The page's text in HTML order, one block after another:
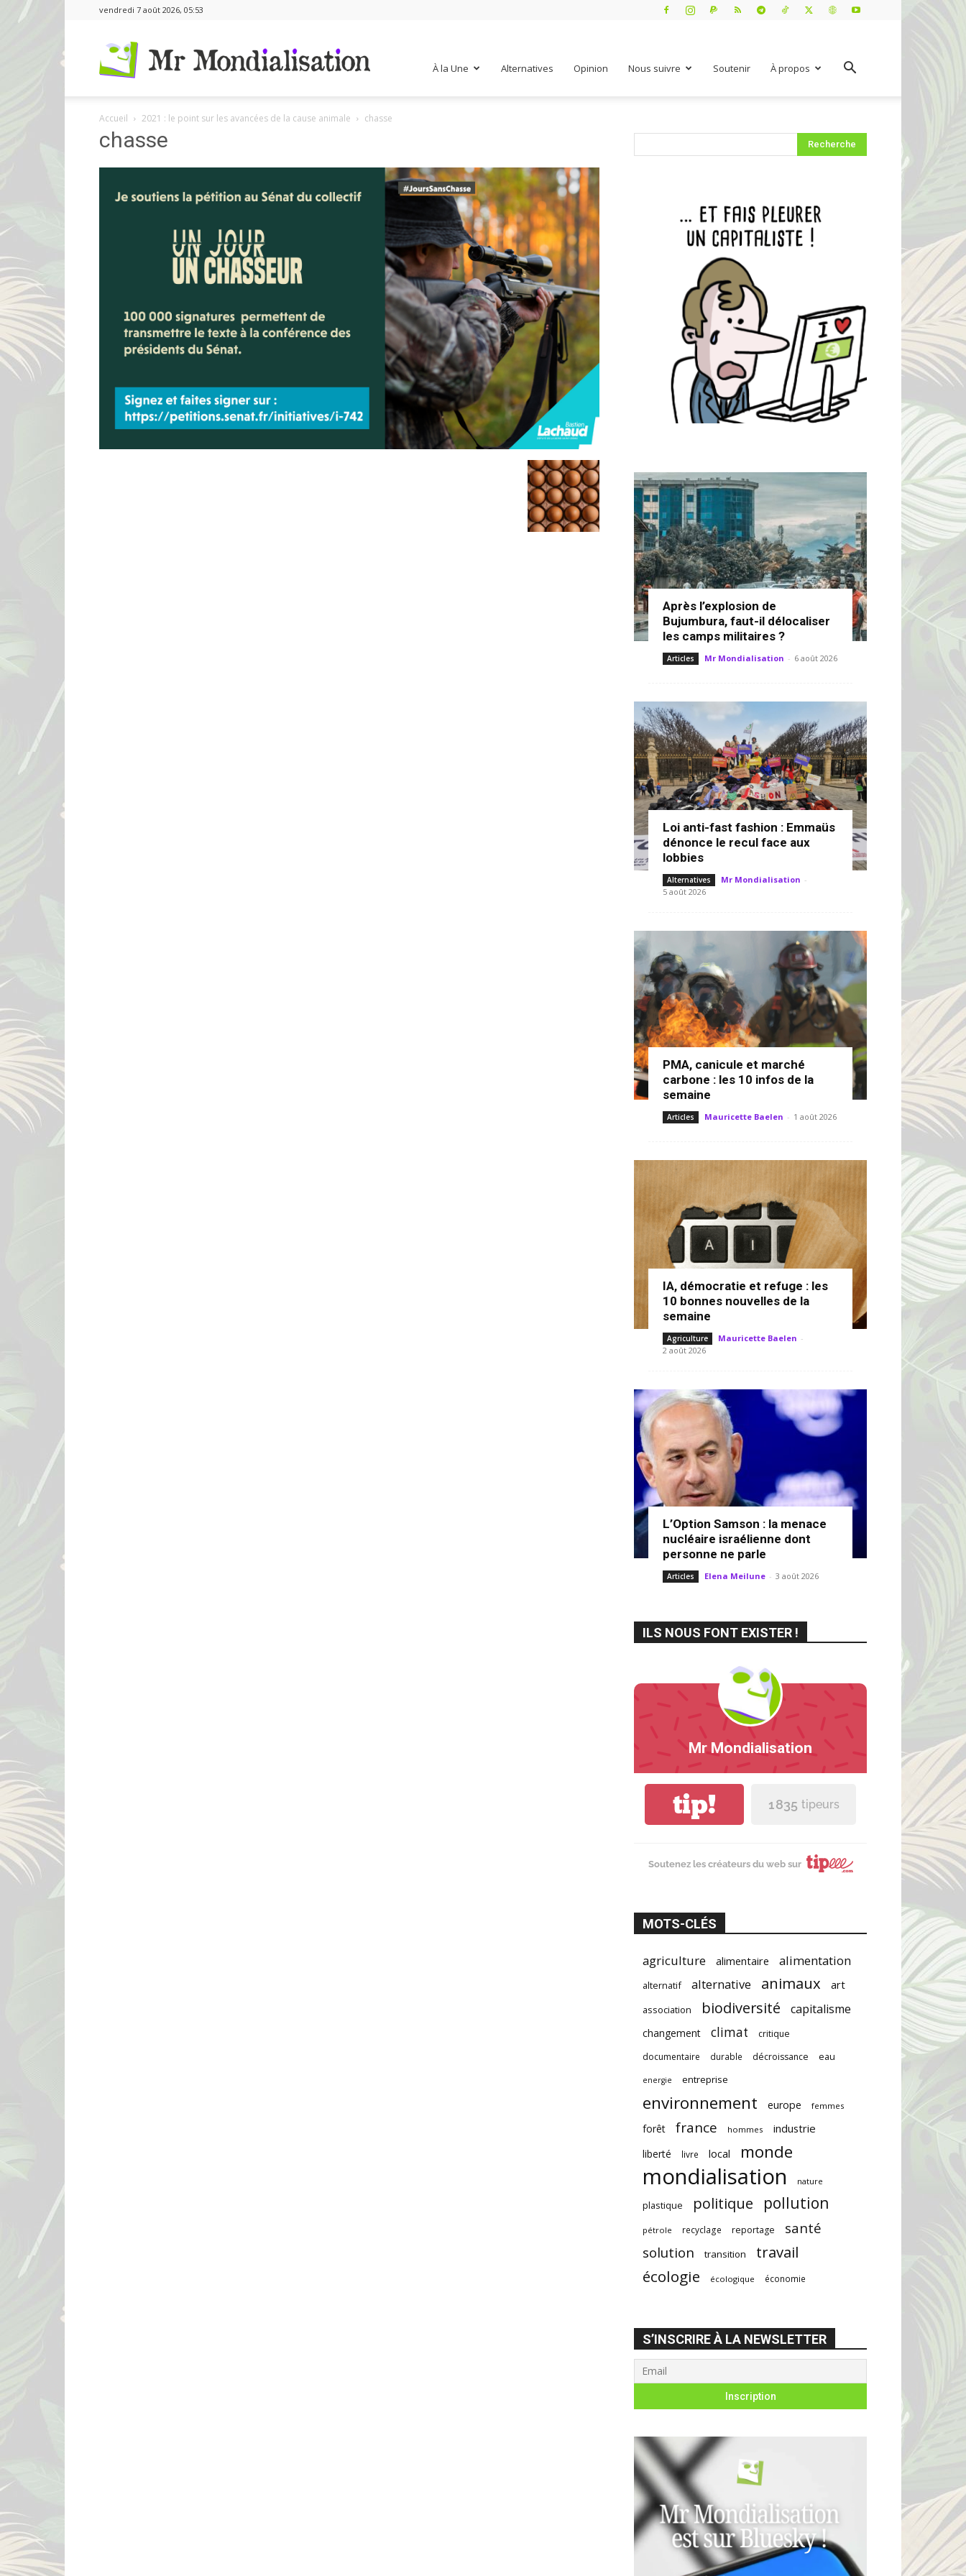
vendredi 7 août 2026, 05:53
À la Une Alternatives Opinion Nous suivre Soutenir À propos
Accueil 2021 : le point sur les avancées de la cause animale chasse
chasse
Après l’explosion de
Bujumbura, faut-il délocaliser
les camps militaires ?
Articles Mr Mondialisation - 6 août 2026
Loi anti-fast fashion : Emmaüs
dénonce le recul face aux
lobbies
Alternatives Mr Mondialisation -
5 août 2026
PMA, canicule et marché
carbone : les 10 infos de la
semaine
Articles Mauricette Baelen - 1 août 2026
IA, démocratie et refuge : les
10 bonnes nouvelles de la
semaine
Agriculture Mauricette Baelen -
2 août 2026
L’Option Samson : la menace
nucléaire israélienne dont
personne ne parle
Articles Elena Meilune - 3 août 2026
ILS NOUS FONT EXISTER !
Mr Mondialisation
tip! 1 835 tipeurs
Soutenez les créateurs du web sur
MOTS-CLÉS
agriculture alimentaire alimentation
alternatif alternative animaux art
association biodiversité capitalisme
changement climat
critique
documentaire
durable décroissance eau
energie entreprise
environnement europe femmes
forêt france hommes industrie
liberté livre local monde
mondialisation nature
plastique politique pollution
pétrole recyclage reportage
santé
solution
transition
travail
écologie
écologique économie
S’INSCRIRE À LA NEWSLETTER